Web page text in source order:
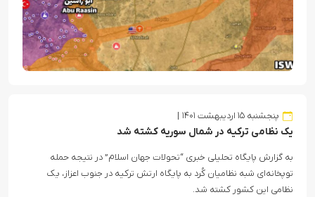
پنجشنبه ۱۵ اردیبهشت ۱۴۰۱
یک نظامی ترکیه در شمال سوریه کشته شد
به گزارش پایگاه تحلیلی خبری “تحولات جهان اسلام” در نتیجه حمله
توپخانه‌ای شبه نظامیان کُرد به پایگاه ارتش ترکیه در جنوب اعزاز، یک
نظامی این کشور کشته شد.